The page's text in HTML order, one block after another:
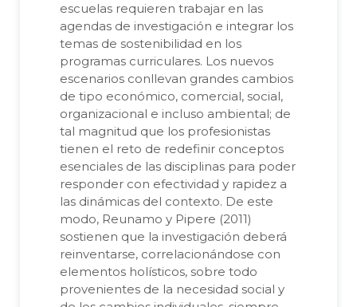
escuelas requieren trabajar en las
agendas de investigación e integrar los
temas de sostenibilidad en los
programas curriculares. Los nuevos
escenarios conllevan grandes cambios
de tipo económico, comercial, social,
organizacional e incluso ambiental; de
tal magnitud que los profesionistas
tienen el reto de redefinir conceptos
esenciales de las disciplinas para poder
responder con efectividad y rapidez a
las dinámicas del contexto. De este
modo, Reunamo y Pipere (2011)
sostienen que la investigación deberá
reinventarse, correlacionándose con
elementos holísticos, sobre todo
provenientes de la necesidad social y